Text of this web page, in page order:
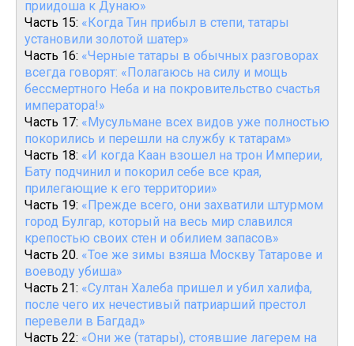
приидоша к Дунаю»
Часть 15: «Когда Тин прибыл в степи, татары
установили золотой шатер»
Часть 16: «Черные татары в обычных разговорах
всегда говорят: «Полагаюсь на силу и мощь
бессмертного Неба и на покровительство счастья
императора!»
Часть 17: «Мусульмане всех видов уже полностью
покорились и перешли на службу к татарам»
Часть 18: «И когда Каан взошел на трон Империи,
Бату подчинил и покорил себе все края,
прилегающие к его территории»
Часть 19: «Прежде всего, они захватили штурмом
город Булгар, который на весь мир славился
крепостью своих стен и обилием запасов»
Часть 20. «Тое же зимы взяша Москву Татарове и
воеводу убиша»
Часть 21: «Султан Халеба пришел и убил халифа,
после чего их нечестивый патриарший престол
перевели в Багдад»
Часть 22: «Они же (татары), стоявшие лагерем на